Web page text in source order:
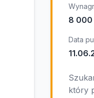
8 000
Data
który